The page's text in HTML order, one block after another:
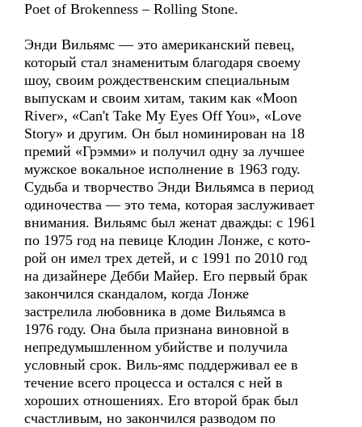
Poet of Brokenness – Rolling Stone.
Энди Вильямс — это американский певец,
который стал знаменитым благодаря своему
шоу, своим рождественским специальным
выпускам и своим хитам, таким как «Moon
River», «Can't Take My Eyes Off You», «Love
Story» и другим. Он был номинирован на 18
премий «Грэмми» и получил одну за лучшее
мужское вокальное исполнение в 1963 году.
Судьба и творчество Энди Вильямса в период
одиночества — это тема, которая заслуживает
внимания. Вильямс был женат дважды: с 1961
по 1975 год на певице Клодин Лонже, с кото-
рой он имел трех детей, и с 1991 по 2010 год
на дизайнере Дебби Майер. Его первый брак
закончился скандалом, когда Лонже
застрелила любовника в доме Вильямса в
1976 году. Она была признана виновной в
непредумышленном убийстве и получила
условный срок. Виль-ямс поддерживал ее в
течение всего процесса и остался с ней в
хороших отношениях. Его второй брак был
счастливым, но закончился разводом по